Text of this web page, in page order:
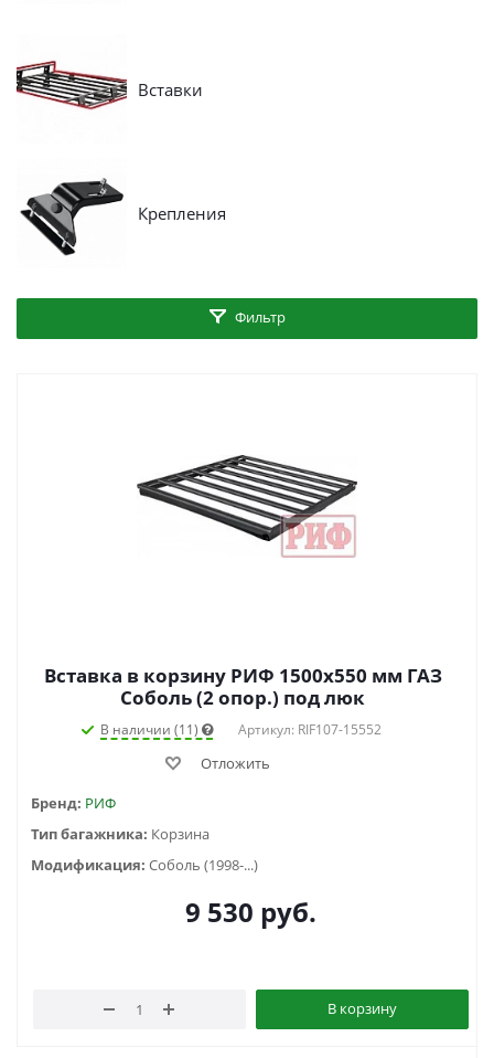
Вставки
Крепления
Фильтр
Вставка в корзину РИФ 1500х550 мм ГАЗ
Соболь (2 опор.) под люк
В наличии (11) Артикул: RIF107-15552
Отложить
Бренд: РИФ
Тип багажника: Корзина
Модификация: Соболь (1998-...)
9 530 руб.
В корзину